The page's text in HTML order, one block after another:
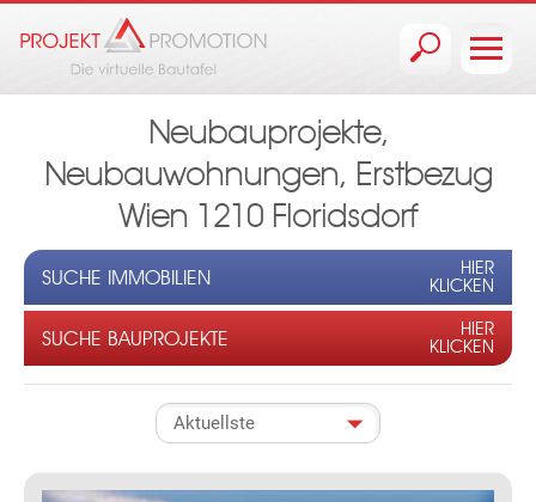
Neubauprojekte,
Neubauwohnungen, Erstbezug
Wien 1210 Floridsdorf
SUCHE IMMOBILIEN
HIER
KLICKEN
SUCHE BAUPROJEKTE
HIER
KLICKEN